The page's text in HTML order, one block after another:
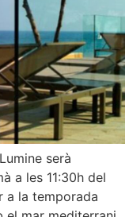
serà
a les 11:30h del
a la temporada